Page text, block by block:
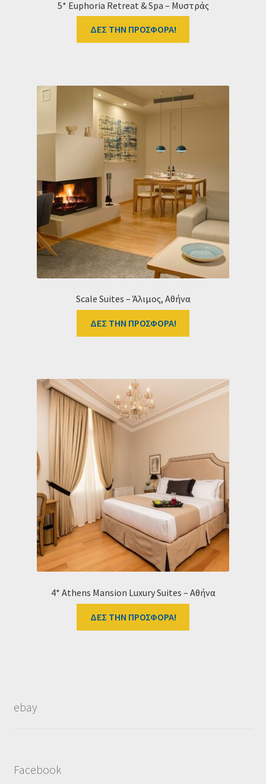
5* Euphoria Retreat & Spa – Μυστράς
ΔΕΣ ΤΗΝ ΠΡΟΣΦΟΡΑ!
Scale Suites – Άλιμος, Αθήνα
ΔΕΣ ΤΗΝ ΠΡΟΣΦΟΡΑ!
4* Athens Mansion Luxury Suites – Αθήνα
ΔΕΣ ΤΗΝ ΠΡΟΣΦΟΡΑ!
ebay
Facebook